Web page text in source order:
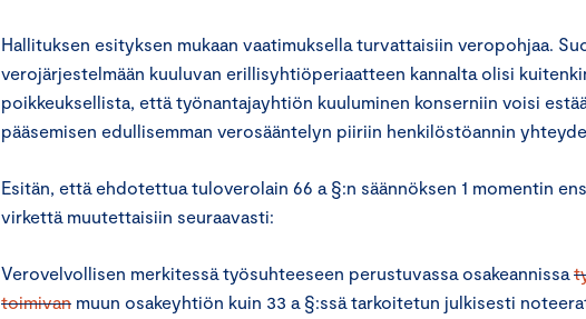
Hallituksen esityksen mukaan vaatimuksella turvattaisiin veropohjaa.
verojärjestelmään kuuluvan erillisyhtiöperiaatteen kannalta olisi
poikkeuksellista, että työnantajayhtiön kuuluminen konserniin voisi
pääsemisen edullisemman verosääntelyn piiriin henkilöstöannin
Esitän, että ehdotettua tuloverolain 66 a §:n säännöksen 1 momentin
virkettä muutettaisiin seuraavasti:
Verovelvollisen merkitessä työsuhteeseen perustuvassa osakeannissa
toimivan muun osakeyhtiön kuin 33 a §:ssä tarkoitetun julkisesti